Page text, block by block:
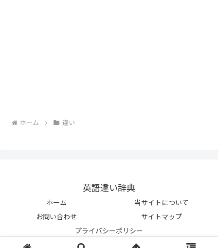
ホーム 違い
英語違い辞典
ホーム
当サイトについて
お問い合わせ
サイトマップ
プライバシーポリシー